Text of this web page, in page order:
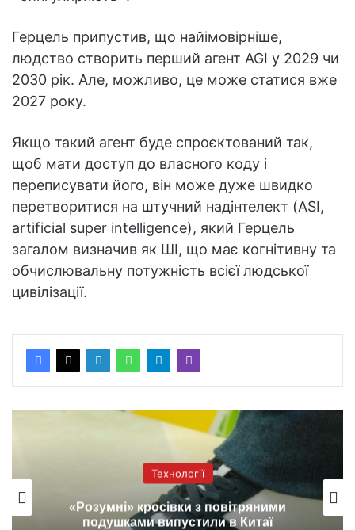
Герцель припустив, що найімовірніше,
людство створить перший агент AGI у 2029 чи
2030 рік. Але, можливо, це може статися вже
2027 року.
Якщо такий агент буде спроєктований так,
щоб мати доступ до власного коду і
переписувати його, він може дуже швидко
перетворитися на штучний надінтелект (ASI,
artificial super intelligence), який Герцель
загалом визначив як ШІ, що має когнітивну та
обчислювальну потужність всієї людської
цивілізації.
Технології
«Розумні» кросівки з повітряними
подушками випустили в Китаї